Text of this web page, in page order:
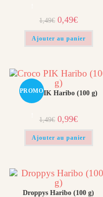
1,49€ Le
prix
initial
était :
0,49€Le
prix
actuel
est :
Ajouter au panier
PROMO
Croco PIK Haribo (100 g)
1,49€ Le
prix
initial
était :
1,49€.
0,99€Le
prix
actuel
est :
0,99€.
Ajouter au panier
Droppys Haribo (100 g)